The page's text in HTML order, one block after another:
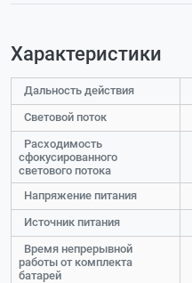
Характеристики
Дальность действия
Световой поток
Расходимость
сфокусированного
светового потока
Напряжение питания
Источник питания
Время непрерывной
работы от комплекта
батарей